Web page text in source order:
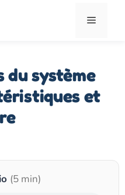
Menu
du système
et
(5 min)